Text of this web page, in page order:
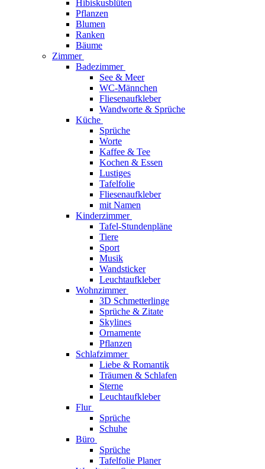
Hibiskusblüten
Pflanzen
Blumen
Ranken
Bäume
Zimmer
Badezimmer
See & Meer
WC-Männchen
Fliesenaufkleber
Wandworte & Sprüche
Küche
Sprüche
Worte
Kaffee & Tee
Kochen & Essen
Lustiges
Tafelfolie
Fliesenaufkleber
mit Namen
Kinderzimmer
Tafel-Stundenpläne
Tiere
Sport
Musik
Wandsticker
Leuchtaufkleber
Wohnzimmer
3D Schmetterlinge
Sprüche & Zitate
Skylines
Ornamente
Pflanzen
Schlafzimmer
Liebe & Romantik
Träumen & Schlafen
Sterne
Leuchtaufkleber
Flur
Sprüche
Schuhe
Büro
Sprüche
Tafelfolie Planer